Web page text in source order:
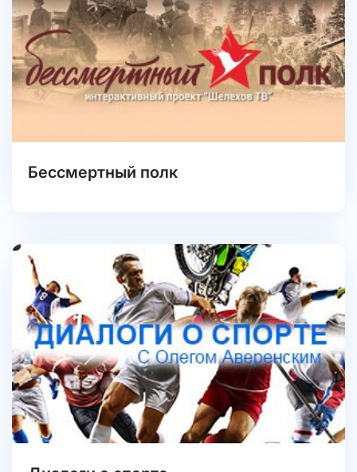
Бессмертный полк